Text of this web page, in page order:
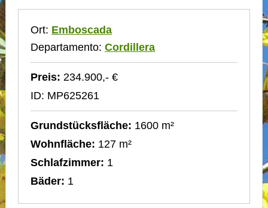
Ort: Emboscada
Departamento: Cordillera
Preis: 234.900,- €
ID: MP625261
Grundstücksfläche: 1600 m²
Wohnfläche: 127 m²
Schlafzimmer: 1
Bäder: 1